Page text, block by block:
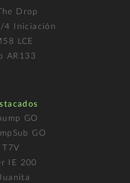
Drop
4 Iniciación
LCE
AR133
GO
GO
T7V
IE 200